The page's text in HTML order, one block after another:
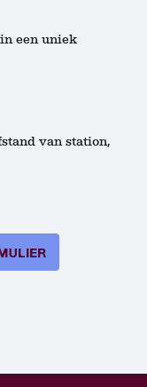
een uniek
van station,